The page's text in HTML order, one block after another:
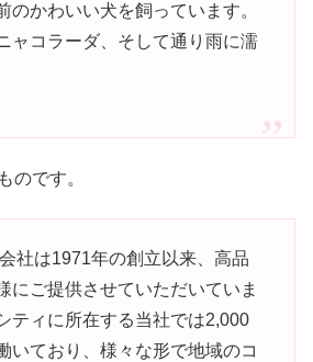
のかわいい犬を飼っています。
ャコラーダ、そして通り雨に濡
のです。
社は1971年の創立以来、高品
にご提供させていただいていま
ティに所在する当社では2,000
いており、様々な形で地域のコ